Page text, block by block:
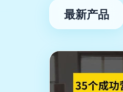
最新产品